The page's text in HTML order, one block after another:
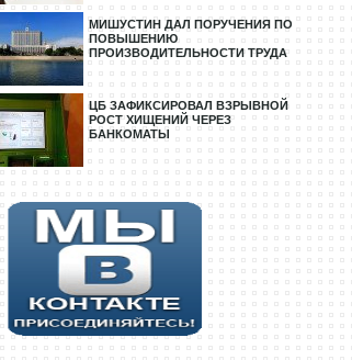
МИШУСТИН ДАЛ ПОРУЧЕНИЯ ПО
ПОВЫШЕНИЮ
ПРОИЗВОДИТЕЛЬНОСТИ ТРУДА
ЦБ ЗАФИКСИРОВАЛ ВЗРЫВНОЙ
РОСТ ХИЩЕНИЙ ЧЕРЕЗ
БАНКОМАТЫ